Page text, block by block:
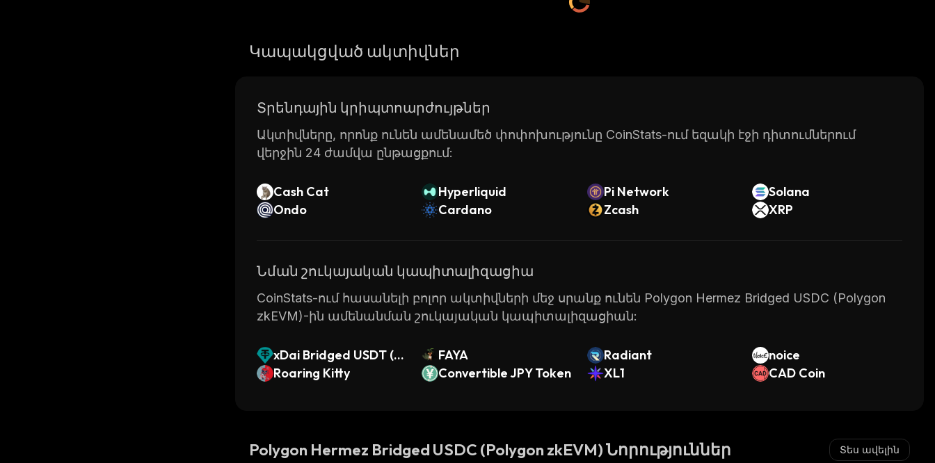
Կապակցված ակտիվներ
Տրենդային կրիպտոարժույթներ
Ակտիվները, որոնք ունեն ամենամեծ փոփոխությունը CoinStats-ում եզակի էջի դիտումներում
վերջին 24 ժամվա ընթացքում:
Cash Cat Hyperliquid Pi Network
Solana
Ondo
Cardano Zcash XRP
Նման շուկայական կապիտալիզացիա
CoinStats-ում հասանելի բոլոր ակտիվների մեջ սրանք ունեն Polygon Hermez Bridged USDC (Polygon
zkEVM)-ին ամենանման շուկայական կապիտալիզացիան:
xDai Bridged USDT (G
nosis)
FAYA Radiant
noice
Roaring Kitty
Convertible JPY Token XL1 CAD Coin
Polygon Hermez Bridged USDC (Polygon zkEVM) Նորություններ Տես ավելին